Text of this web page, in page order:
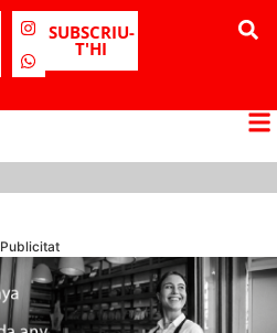
SUBSCRIU-
T'HI
Publicitat